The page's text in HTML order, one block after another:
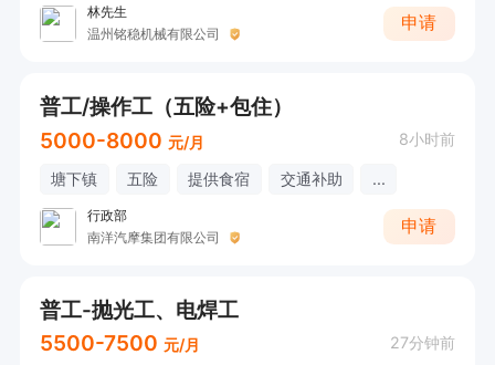
林先生
温州铭稳机械有限公司
申请
普工/操作工（五险+包住）
5000-8000 元/月 8小时前
塘下镇 五险 提供食宿 交通补助 ...
行政部
南洋汽摩集团有限公司
申请
普工-抛光工、电焊工
5500-7500 元/月 27分钟前